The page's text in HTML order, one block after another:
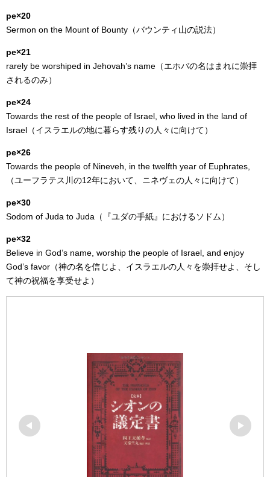
pe×20
Sermon on the Mount of Bounty（バウンティ山の説法）
pe×21
rarely be worshiped in Jehovah’s name（エホバの名はまれに崇拝
されるのみ）
pe×24
Towards the rest of the people of Israel, who lived in the land of
Israel（イスラエルの地に暮らす残りの人々に向けて）
pe×26
Towards the people of Nineveh, in the twelfth year of Euphrates,
（ユーフラテス川の12年において、ニネヴェの人々に向けて）
pe×30
Sodom of Juda to Juda（『ユダの手紙』におけるソドム）
pe×32
Believe in God’s name, worship the people of Israel, and enjoy
God’s favor（神の名を信じよ、イスラエルの人々を崇拝せよ、そし
て神の祝福を享受せよ）